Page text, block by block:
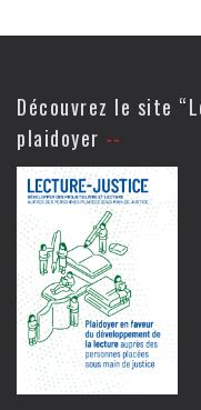
Découvrez le site
plaidoyer